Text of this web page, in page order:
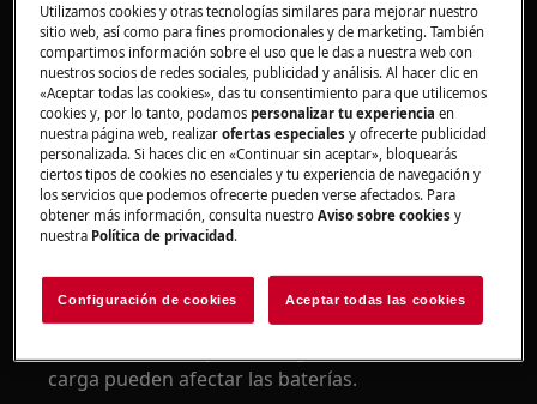
robot aspirador
Solución
Para preservar la vida útil de la batería del robot
aspirador y garantizar un rendimiento óptimo,
siga estas recomendaciones:
1. Mantenga siempre el robot aspirador en la
base de carga cuando no esté en uso.
2. Cargue el robot aspirador tras finalizar
carga pueden afectar las baterías.
Utilizamos cookies y otras tecnologías similares para mejorar nuestro
sitio web, así como para fines promocionales y de marketing. También
compartimos información sobre el uso que le das a nuestra web con
nuestros socios de redes sociales, publicidad y análisis. Al hacer clic en
«Aceptar todas las cookies», das tu consentimiento para que utilicemos
cookies y, por lo tanto, podamospersonalizar tu experienciaen
nuestra página web, realizarofertas especiales y ofrecerte publicidad
personalizada. Si haces clic en «Continuar sin aceptar», bloquearás
ciertos tipos de cookies no esenciales y tu experiencia de navegación y
los servicios que podemos ofrecerte pueden verse afectados. Para
obtener más información, consulta nuestroAviso sobre cookies y
nuestra Política de privacidad.
Configuración de cookies Aceptar todas las cookies